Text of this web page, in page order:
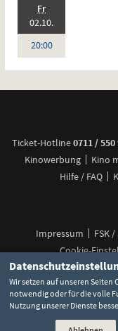
Standardfassung
Sprache:
Deutsch
Fr.,
02.10.2026:
20:00Uhr
Ticket-Hotline0711 / 550
Kinowerbung
Kino
Hilfe / FAQ
Impressum FSK
Cookie-
Social
bei
Wir setzen auf unseren
notwendig oder für die volle
Nutzung unserer Dienste